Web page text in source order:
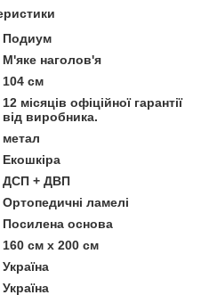
Подиум
М'яке наголов'я
104 см
12 місяців офіційної гарантії
від виробника.
метал
Екошкіра
ДСП + ДВП
Ортопедичні ламелі
Посилена основа
160 см х 200 см
Україна
Україна